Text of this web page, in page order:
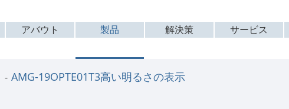
アバウト 製品 解決策 サービス
AMG-19OPTE01T3高い明るさの表示